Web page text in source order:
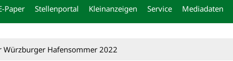
Paper Stellenportal Kleinanzeigen Service Mediadaten
Würzburger Hafensommer 2022